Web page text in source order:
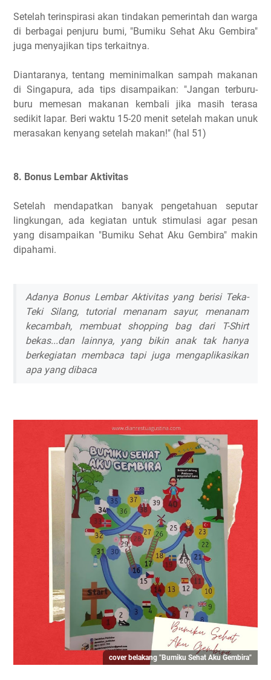
Setelah terinspirasi akan tindakan pemerintah dan warga
di berbagai penjuru bumi, "Bumiku Sehat Aku Gembira"
juga menyajikan tips terkaitnya.
Diantaranya, tentang meminimalkan sampah makanan
di Singapura, ada tips disampaikan: "Jangan terburu-
buru memesan makanan kembali jika masih terasa
sedikit lapar. Beri waktu 15-20 menit setelah makan unuk
merasakan kenyang setelah makan!" (hal 51)
8. Bonus Lembar Aktivitas
Setelah mendapatkan banyak pengetahuan seputar
lingkungan, ada kegiatan untuk stimulasi agar pesan
yang disampaikan "Bumiku Sehat Aku Gembira" makin
dipahami.
Adanya Bonus Lembar Aktivitas yang berisi Teka-
Teki Silang, tutorial menanam sayur, menanam
kecambah, membuat shopping bag dari T-Shirt
bekas...dan lainnya, yang bikin anak tak hanya
berkegiatan membaca tapi juga mengaplikasikan
apa yang dibaca
cover belakang "Bumiku Sehat Aku Gembira"